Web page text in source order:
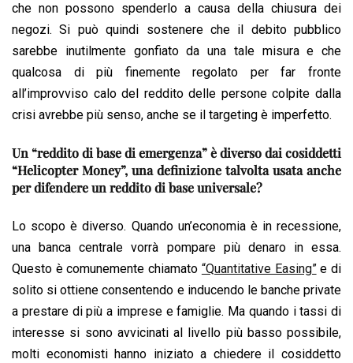
che non possono spenderlo a causa della chiusura dei
negozi. Si può quindi sostenere che il debito pubblico
sarebbe inutilmente gonfiato da una tale misura e che
qualcosa di più finemente regolato per far fronte
all’improvviso calo del reddito delle persone colpite dalla
crisi avrebbe più senso, anche se il targeting è imperfetto.
Un “reddito di base di emergenza” è diverso dai cosiddetti
“Helicopter Money”, una definizione talvolta usata anche
per difendere un reddito di base universale?
Lo scopo è diverso. Quando un’economia è in recessione,
una banca centrale vorrà pompare più denaro in essa.
Questo è comunemente chiamato “Quantitative Easing”e di
solito si ottiene consentendo e inducendo le banche private
a prestare di più a imprese e famiglie. Ma quando i tassi di
interesse si sono avvicinati al livello più basso possibile,
molti economisti hanno iniziato a chiedere il cosiddetto